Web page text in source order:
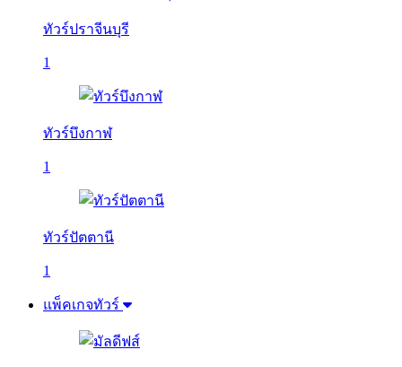
ทัวร์ปราจีนบุรี
1
ทัวร์บึงกาฬ
1
ทัวร์ปัตตานี
1
แพ็คเกจทัวร์